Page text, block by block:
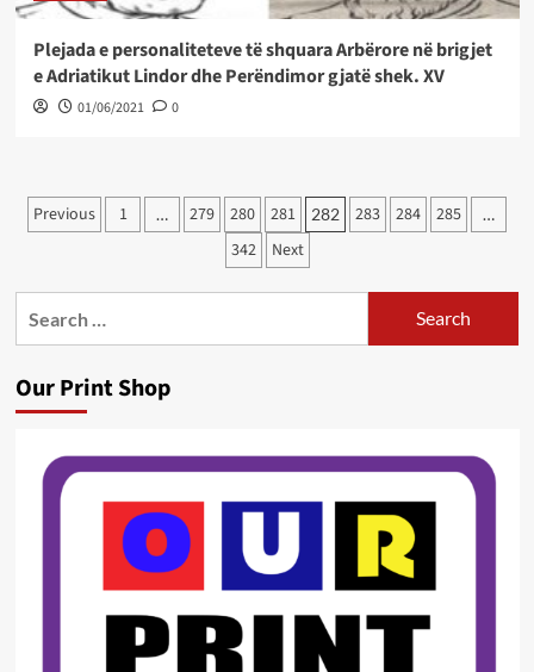
Plejada e personaliteteve të shquara Arbërore në brigjet
e Adriatikut Lindor dhe Perëndimor gjatë shek. XV
01/06/2021 0
Posts
Previous 1 … 279 280 281 282 283 284 285 …
342 Next
Our Print Shop